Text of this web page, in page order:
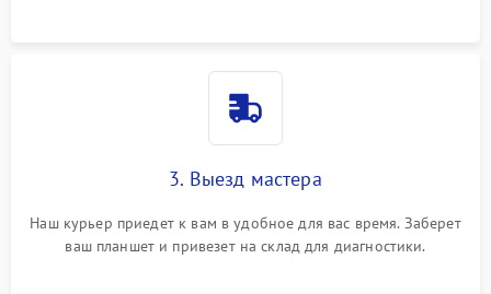
3. Выезд мастера
Наш курьер приедет к вам в удобное для вас время. Заберет
ваш планшет и привезет на склад для диагностики.